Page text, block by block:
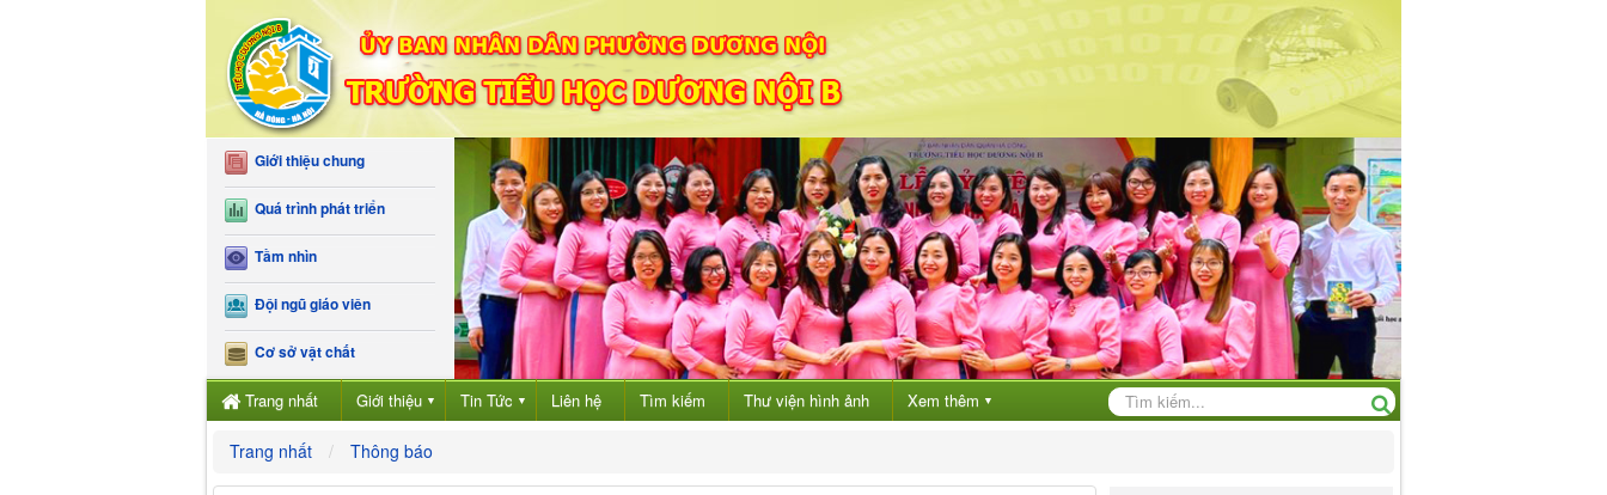
Giới thiệu chung
Quá trình phát triển
Tầm nhìn
Đội ngũ giáo viên
Cơ sở vật chất
Trang nhất Giới thiệu ▼ Tin Tức ▼ Liên hệ Tìm kiếm Thư viện hình ảnh Xem thêm ▼
Trang nhất Thông báo